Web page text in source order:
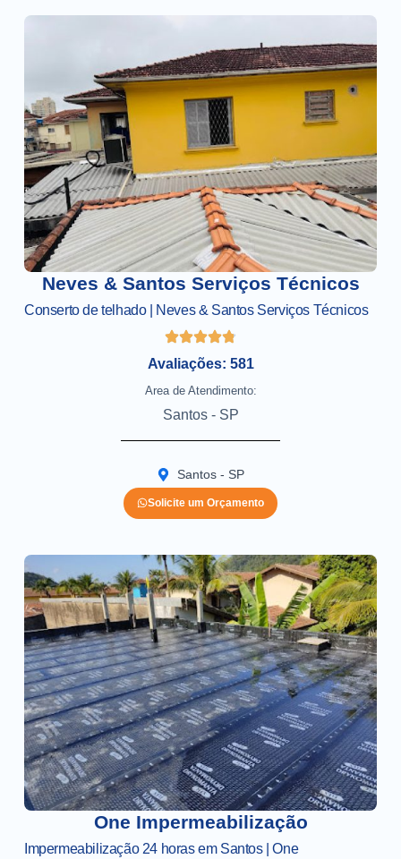
Neves & Santos Serviços Técnicos
Conserto de telhado | Neves & Santos Serviços Técnicos
Avaliações: 581
Area de Atendimento:
Santos - SP
Santos - SP
Solicite um Orçamento
One Impermeabilização
Impermeabilização 24 horas em Santos | One